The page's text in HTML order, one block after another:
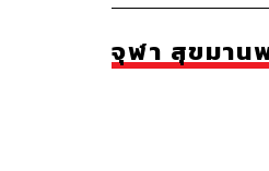
จุฬา สุขมาน